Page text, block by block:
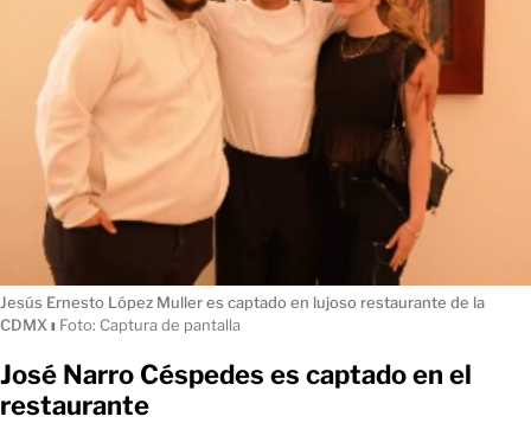
Jesús Ernesto López Muller es captado en lujoso restaurante de la
CDMX ı Foto: Captura de pantalla
José Narro Céspedes es captado en el
restaurante